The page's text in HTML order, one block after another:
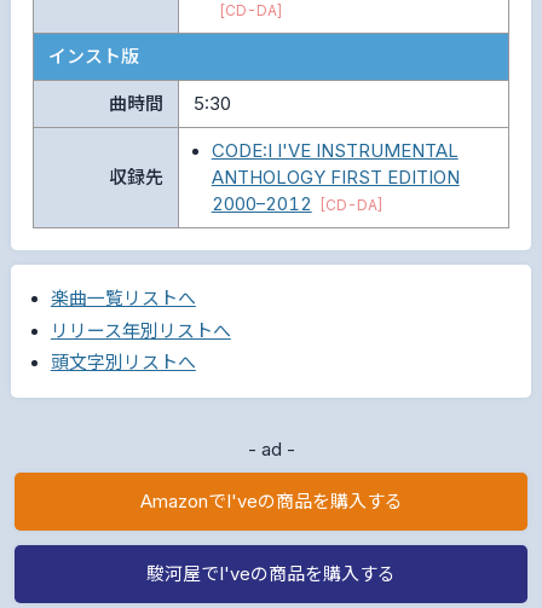
[CD-DA]
インスト版
曲時間 5:30
収録先
CODE:I I'VE INSTRUMENTAL
ANTHOLOGY FIRST EDITION
2000–2012
[CD-DA]
楽曲一覧リストへ
リリース年別リストへ
頭文字別リストへ
- ad -
AmazonでI'veの商品を購入する
駿河屋でI'veの商品を購入する